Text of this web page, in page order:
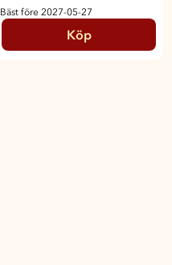
Bäst före 2027-05-27
Köp